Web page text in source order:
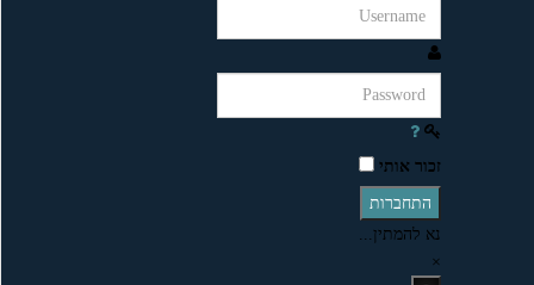
זכור אותי
התחברות
נא להמתין...
×